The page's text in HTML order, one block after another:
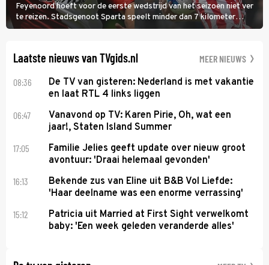
Feyenoord hoeft voor de eerste wedstrijd van het seizoen niet ver
te reizen. Stadsgenoot Sparta speelt minder dan 7 kilometer
verderop. Feyenoord trok de Spaanse spits Nacho Ferri aan van
Laatste nieuws van TVgids.nl MEER NIEUWS
08:36
De TV van gisteren: Nederland is met vakantie
en laat RTL 4 links liggen
06:47
Vanavond op TV: Karen Pirie, Oh, wat een
jaar!, Staten Island Summer
17:05
Familie Jelies geeft update over nieuw groot
avontuur: 'Draai helemaal gevonden'
16:13
Bekende zus van Eline uit B&B Vol Liefde:
'Haar deelname was een enorme verrassing'
15:12
Patricia uit Married at First Sight verwelkomt
baby: 'Een week geleden veranderde alles'